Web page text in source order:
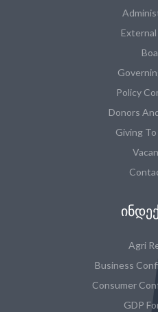
Policy
Donors
Giving
Agri
Business
Consumer
GDP